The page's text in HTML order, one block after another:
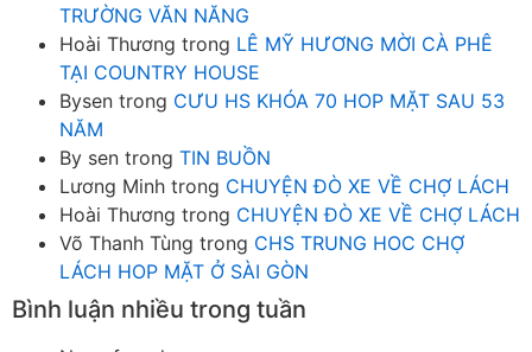
TRƯỜNG VĂN NĂNG
Hoài Thương trong LÊ MỸ HƯƠNG MỜI CÀ PHÊ
TẠI COUNTRY HOUSE
Bysen trong CƯU HS KHÓA 70 HOP MẶT SAU 53
NĂM
By sen trong TIN BUỒN
Lương Minh trong CHUYỆN ĐÒ XE VỀ CHỢ LÁCH
Hoài Thương trong CHUYỆN ĐÒ XE VỀ CHỢ LÁCH
Võ Thanh Tùng trong CHS TRUNG HOC CHỢ
LÁCH HOP MẶT Ở SÀI GÒN
Bình luận nhiều trong tuần